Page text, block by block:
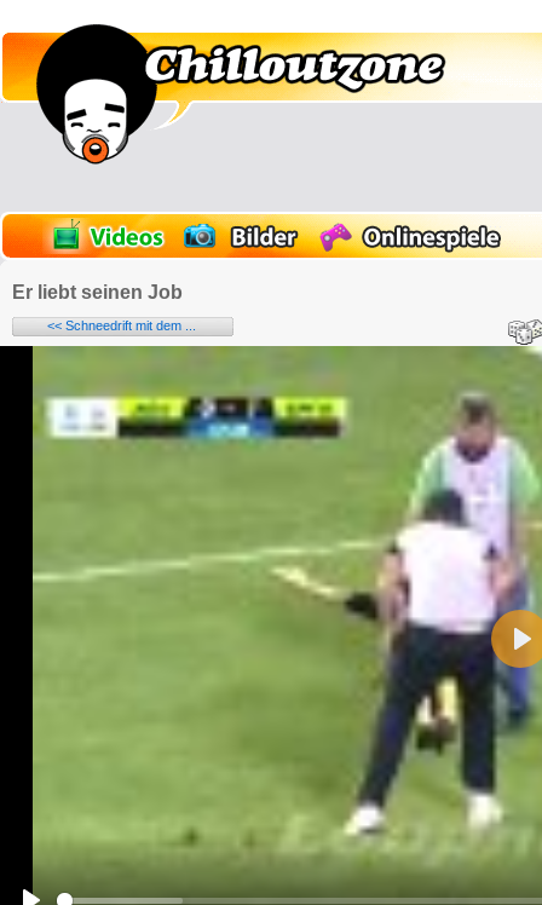
Er liebt seinen Job
<< Schneedrift mit dem ...
Alle HTML-Tags außer <br>, <strike> und <i> werden aus Deinem Kommentar entfernt.
URLs werden automatisch umgewandelt. Bitte verwende "www." oder "http://" in URLs